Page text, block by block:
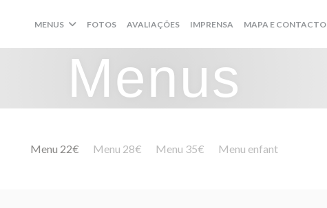
MENUS FOTOS AVALIAÇÕES IMPRENSA MAPA E CONTACTO
Menus
Menu 22€ Menu 28€ Menu 35€ Menu enfant